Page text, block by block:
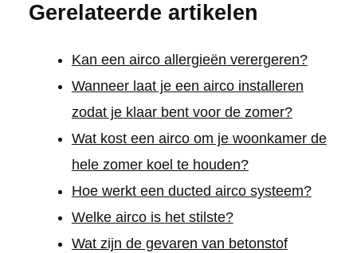
Gerelateerde artikelen
Kan een airco allergieën verergeren?
Wanneer laat je een airco installeren
zodat je klaar bent voor de zomer?
Wat kost een airco om je woonkamer de
hele zomer koel te houden?
Hoe werkt een ducted airco systeem?
Welke airco is het stilste?
Wat zijn de gevaren van betonstof